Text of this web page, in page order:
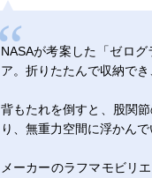
NASAが考案した「ゼロ
ア。折りたたんで収納でき
背もたれを倒すと、股関
り、無重力空間に浮かん
メーカーのラフマモビリ